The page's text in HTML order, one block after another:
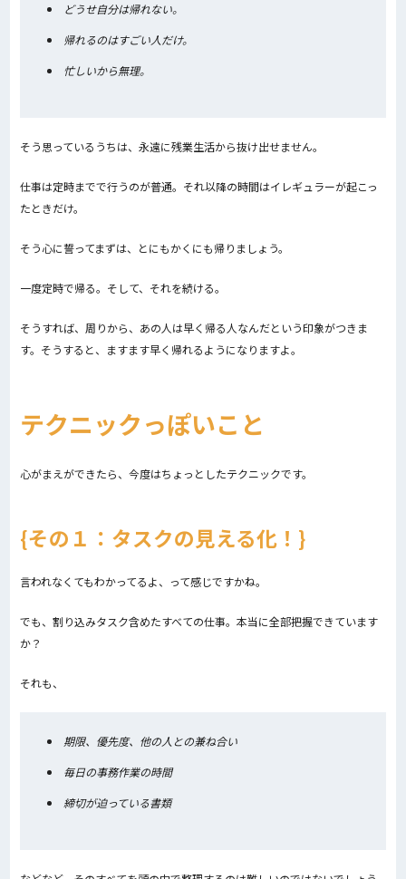
どうせ自分は帰れない。
帰れるのはすごい人だけ。
忙しいから無理。
そう思っているうちは、永遠に残業生活から抜け出せません。
仕事は定時までで行うのが普通。それ以降の時間はイレギュラーが起こっ
たときだけ。
そう心に誓ってまずは、とにもかくにも帰りましょう。
一度定時で帰る。そして、それを続ける。
そうすれば、周りから、あの人は早く帰る人なんだという印象がつきま
す。そうすると、ますます早く帰れるようになりますよ。
テクニックっぽいこと
心がまえができたら、今度はちょっとしたテクニックです。
その１：タスクの見える化！
言われなくてもわかってるよ、って感じですかね。
でも、割り込みタスク含めたすべての仕事。本当に全部把握できています
か？
それも、
期限、優先度、他の人との兼ね合い
毎日の事務作業の時間
締切が迫っている書類